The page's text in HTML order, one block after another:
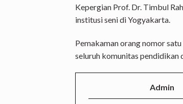
Kepergian Prof. Dr. Timbul
institusi seni di Yogyakarta.
Pemakaman orang nomor
seluruh komunitas pendidikan
Admin